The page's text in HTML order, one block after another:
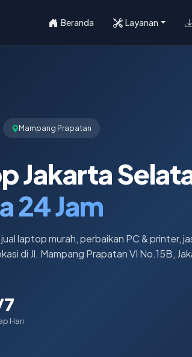
Beranda Layanan
Mampang Prapatan
Jakarta
24 Jam
laptop murah, perbaikan PC & printer,
di Jl. Mampang Prapatan VI No.15B,
Hari